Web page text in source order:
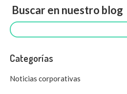
Buscar en nuestro blog
Categorías
Noticias corporativas